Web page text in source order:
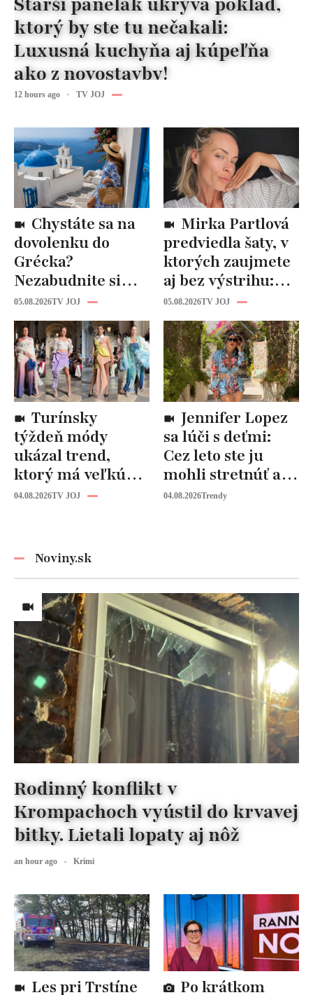
ktorý by ste tu nečakali:
Luxusná kuchyňa aj kúpeľňa
ako z novostavby!
12 hours ago TV JOJ
dovolenku do
Grécka?
Nezabudnite si
odtiaľ uloviť tieto
štýlové kúsky
05.08.2026TV JOJ
predviedla šaty, v
ktorých zaujmete
aj bez výstrihu:
Ich čaro je v tomto
detaile
05.08.2026TV JOJ
týždeň módy
ukázal trend,
ktorý má veľkú
budúcnosť: Počuli
04.08.2026TV JOJ
sa lúči s deťmi:
Cez leto ste ju
mohli stretnúť aj
vy!
04.08.2026Trendy
Noviny.sk
Rodinný konflikt v
Krompachoch vyústil do krvavej
bitky. Lietali lopaty aj nôž
an hour ago Krimi